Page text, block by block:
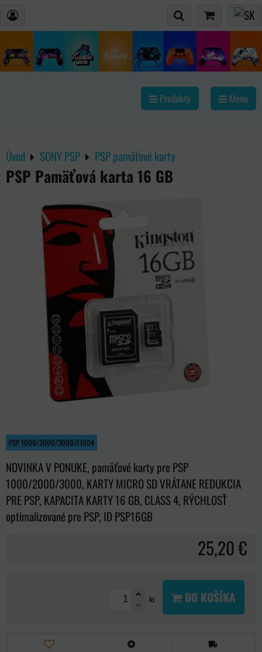
Produkty Menu
Úvod SONY PSP PSP pamäťové karty
PSP Pamäťová karta 16 GB
PSP 1000/2000/3000/E1004
NOVINKA V PONUKE, pamäťové karty pre PSP
1000/2000/3000, KARTY MICRO SD VRÁTANE REDUKCIA
PRE PSP, KAPACITA KARTY 16 GB, CLASS 4, RÝCHLOSŤ
optimalizované pre PSP, ID PSP16GB
25,20 €
ks DO KOŠÍKA